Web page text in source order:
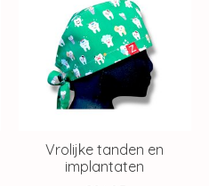
Vrolijke tanden en
implantaten